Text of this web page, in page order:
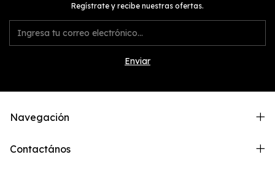
Regístrate y recibe nuestras ofertas.
Navegación
Contactános